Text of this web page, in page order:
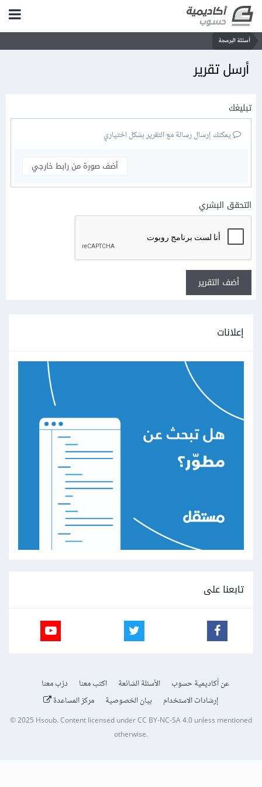
أسئلة البرمجة
أرسل تقرير
تبليغك
يمكنك إرسال رسالة مع التقرير بشكل اختياري
أضف صورة من رابط خارجي
التحقق البشري
أضف التقرير
إعلانات
تابعنا على
عن أكاديمية حسوب الأسئلة الشائعة اكتب معنا
درّب معنا
إرشادات الاستخدام
بيان الخصوصية مركز المساعدة
© 2025 Hsoub.Content licensed underCC BY-NC-SA 4.0unless mentioned
otherwise.